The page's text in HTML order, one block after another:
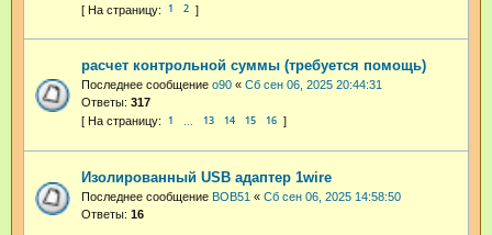
1 2
расчет контрольной суммы (требуется помощь)
Последнее сообщение o90 « Сб сен 06, 2025 20:44:31
Ответы: 317
1 13 14 15 16
Изолированный USB адаптер 1wire
Последнее сообщение BOB51 « Сб сен 06, 2025 14:58:50
Ответы: 16